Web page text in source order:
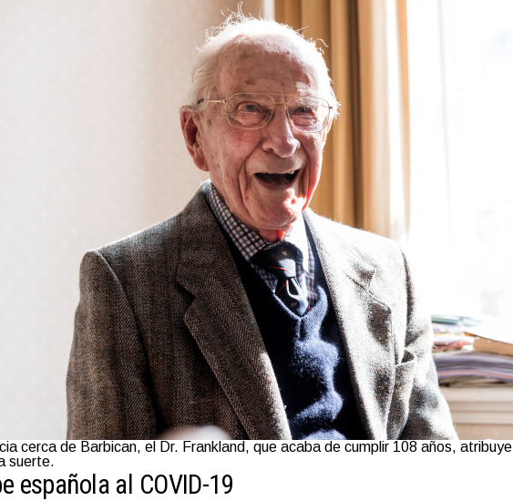
cerca de Barbican, el Dr. Frankland, que acaba de cumplir 108 años, atribuye
suerte.
española al COVID-19